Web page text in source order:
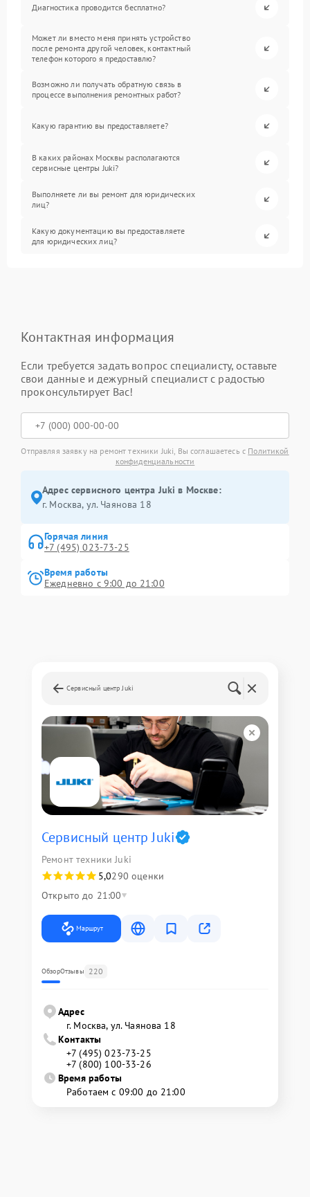
Диагностика проводится бесплатно?
Может ли вместо меня принять устройство
после ремонта другой человек, контактный
телефон которого я предоставлю?
Возможно ли получать обратную связь в
процессе выполнения ремонтных работ?
Какую гарантию вы предоставляете?
В каких районах Москвы располагаются
сервисные центры Juki?
Выполняете ли вы ремонт для юридических
лиц?
Какую документацию вы предоставляете
для юридических лиц?
Контактная информация
Если требуется задать вопрос специалисту, оставьте
свои данные и дежурный специалист с радостью
проконсультирует Вас!
Отправляя заявку на ремонт техники Juki, Вы соглашаетесь с Политикой
конфиденциальности
Адрес сервисного центра Juki в Москве:
г. Москва, ул. Чаянова 18
Горячая линия
+7 (495) 023-73-25
Время работы
Ежедневно с 9:00 до 21:00
Сервисный центр Juki
Сервисный центр Juki
Ремонт техники Juki
5,0290 оценки
Открыто до 21:00
Маршрут
ОбзорОтзывы 220
Адрес
г. Москва, ул. Чаянова 18
Контакты
+7 (495) 023-73-25
+7 (800) 100-33-26
Время работы
Работаем с 09:00 до 21:00